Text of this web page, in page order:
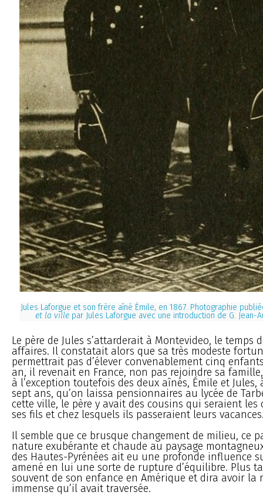
Jules Laforgue et son frère aîné Émile, en 1867. Photographie
et la villepar Jules Laforgue avec une introduction de G. Jean-
Le père de Jules s’attarderait à Montevideo, le temps
affaires. Il constatait alors que sa très modeste
permettrait pas d’élever convenablement cinq
an, il revenait en France, non pas rejoindre sa
à l’exception toutefois des deux aînés, Émile et Jules,
sept ans, qu’on laissa pensionnaires au lycée de
cette ville, le père y avait des cousins qui seraient les
ses fils et chez lesquels ils passeraient leurs
Il semble que ce brusque changement de milieu, ce
nature exubérante et chaude au paysage
des Hautes-Pyrénées ait eu une profonde influence
amené en lui une sorte de rupture d’équilibre. Plus
souvent de son enfance en Amérique et dira avoir la
immense qu’il avait traversée.